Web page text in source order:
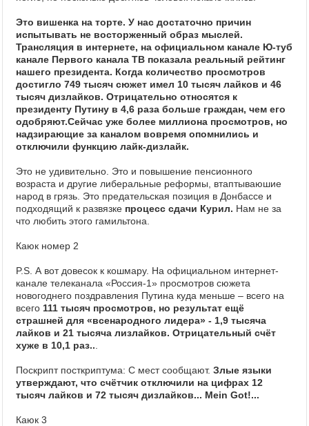
Это вишенка на торте. У нас достаточно причин
испытывать не восторженный образ мыслей.
Трансляция в интернете, на официальном канале Ю-туб
канале Первого канала ТВ показала реальный рейтинг
нашего президента. Когда количество просмотров
достигло 749 тысяч сюжет имел 10 тысяч лайков и 46
тысяч дизлайков. Отрицательно относятся к
президенту Путину в 4,6 раза больше граждан, чем его
одобряют.Сейчас уже более миллиона просмотров, но
надзирающие за каналом вовремя опомнились и
отключили функцию лайк-дизлайк.
Это не удивительно. Это и повышение пенсионного
возраста и другие либеральные реформы, втаптываюшие
народ в грязь. Это предательская позиция в Донбассе и
подходящий к развязке процесс сдачи Курил. Нам не за
что любить этого гамильтона.
Каюк номер 2
P.S. А вот довесок к кошмару. На официальном интернет-
канале телеканала «Россия-1» просмотров сюжета
новогоднего поздравления Путина куда меньше – всего на
всего 111 тысяч просмотров, но результат ещё
страшней для «всенародного лидера» - 1,9 тысяча
лайков и 21 тысяча лизлайков. Отрицательный счёт
хуже в 10,1 раз..
Поскрипт посткриптума: С мест сообщают. Злые языки
утверждают, что счётчик отключили на цифрах 12
тысяч лайков и 72 тысяч дизлайков... Mein Got!...
Каюк 3